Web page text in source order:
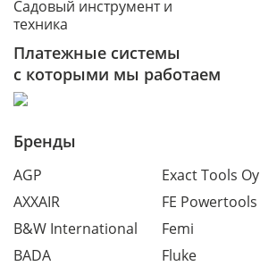
Садовый инструмент и
техника
Платежные системы
с которыми мы работаем
Бренды
AGP
AXXAIR
B&W International
BADA
Exact Tools Oy
FE Powertools
Femi
Fluke